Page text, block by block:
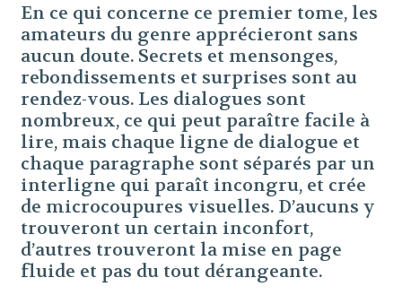
En ce qui concerne ce premier tome, les
amateurs du genre apprécieront sans
aucun doute. Secrets et mensonges,
rebondissements et surprises sont au
rendez-vous. Les dialogues sont
nombreux, ce qui peut paraître facile à
lire, mais chaque ligne de dialogue et
chaque paragraphe sont séparés par un
interligne qui paraît incongru, et crée
de microcoupures visuelles. D’aucuns y
trouveront un certain inconfort,
d’autres trouveront la mise en page
fluide et pas du tout dérangeante.